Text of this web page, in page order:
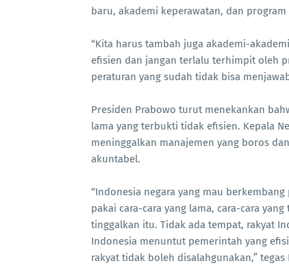
baru, akademi keperawatan, dan
“Kita harus tambah juga akademi-
efisien dan jangan terlalu terhimpit oleh
peraturan yang sudah tidak bisa
Presiden Prabowo turut menekankan
lama yang terbukti tidak efisien. Kepala
meninggalkan manajemen yang boros
akuntabel.
“Indonesia negara yang mau
pakai cara-cara yang lama, cara-cara
tinggalkan itu. Tidak ada tempat, rakyat
Indonesia menuntut pemerintah yang
rakyat tidak boleh disalahgunakan,” tegas